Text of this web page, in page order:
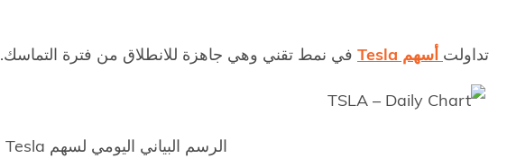
تداولت أسهم Tesla في نمط تقني وهي جاهزة للانطلاق من فترة التماسك.
الرسم البياني اليومي لسهم Tesla